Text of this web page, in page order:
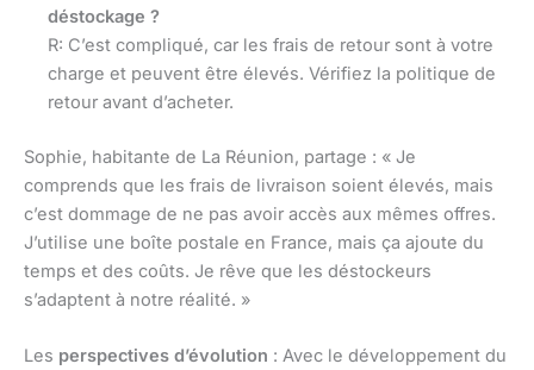
déstockage ?
R: C’est compliqué, car les frais de retour sont à votre
charge et peuvent être élevés. Vérifiez la politique de
retour avant d’acheter.
Sophie, habitante de La Réunion, partage : « Je
comprends que les frais de livraison soient élevés, mais
c’est dommage de ne pas avoir accès aux mêmes offres.
J’utilise une boîte postale en France, mais ça ajoute du
temps et des coûts. Je rêve que les déstockeurs
s’adaptent à notre réalité. »
Les perspectives d’évolution : Avec le développement du